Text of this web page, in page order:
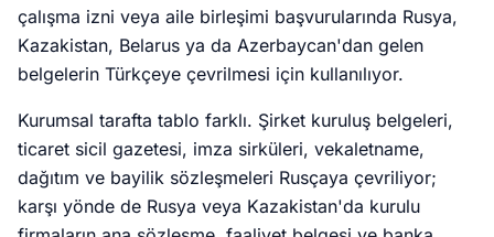
çalışma izni veya aile birleşimi başvurularında Rusya,
Kazakistan, Belarus ya da Azerbaycan'dan gelen
belgelerin Türkçeye çevrilmesi için kullanılıyor.
Kurumsal tarafta tablo farklı. Şirket kuruluş belgeleri,
ticaret sicil gazetesi, imza sirküleri, vekaletname,
dağıtım ve bayilik sözleşmeleri Rusçaya çevriliyor;
karşı yönde de Rusya veya Kazakistan'da kurulu